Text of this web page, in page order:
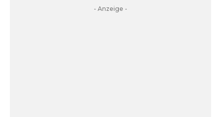
- Anzeige -